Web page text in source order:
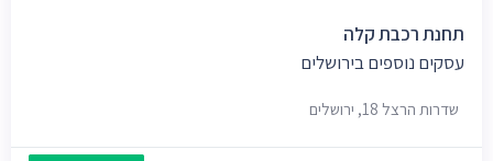
תחנת רכבת קלה
עסקים נוספים בירושלים
שדרות הרצל 18, ירושלים